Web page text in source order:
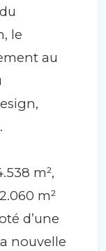
le
au
m²,
m²
d’une
nouvelle